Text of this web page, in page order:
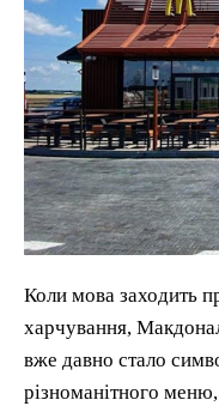
Коли мова заходить
харчування,
вже давно стало
різноманітного